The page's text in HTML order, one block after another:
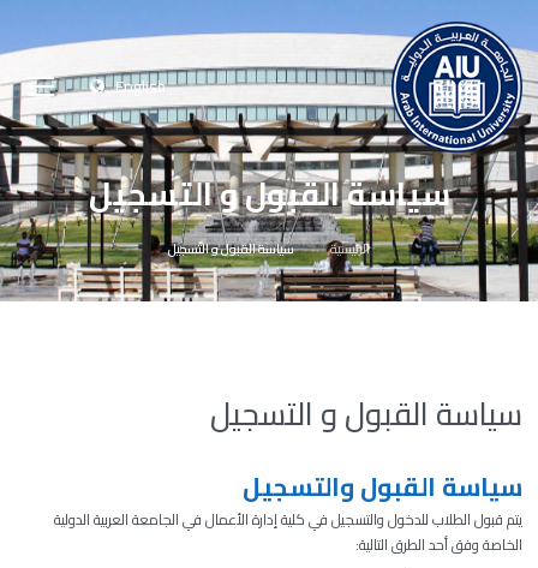
English
سياسة القبول و التسجيل
الرئيسية سياسة القبول و التسجيل
سياسة القبول و التسجيل
سياسة القبول والتسجيل
يتم قبول الطلاب للدخول والتسجيل في كلية إدارة الأعمال في الجامعة العربية الدولية
الخاصة وفق أحد الطرق التالية: